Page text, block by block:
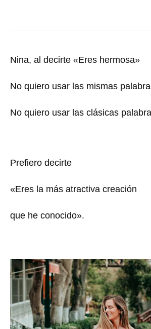
Nina, al decirte «Eres hermosa»
No quiero usar las mismas
No quiero usar las clásicas
Prefiero decirte
«Eres la más atractiva creación
que he conocido».